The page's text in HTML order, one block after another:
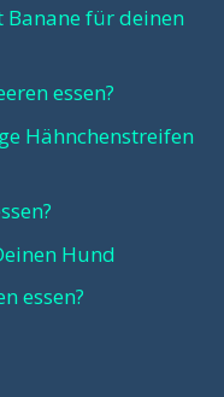
für deinen
essen?
Hähnchenstreifen
Hund
essen?